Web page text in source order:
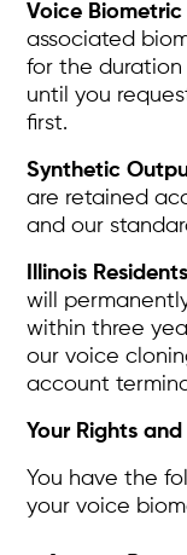
Voice Biometric
associated
for the duration
until you
first.
Synthetic
are retained
and our
Illinois
will
within three
our voice
account
Your Rights
You have the
your voice